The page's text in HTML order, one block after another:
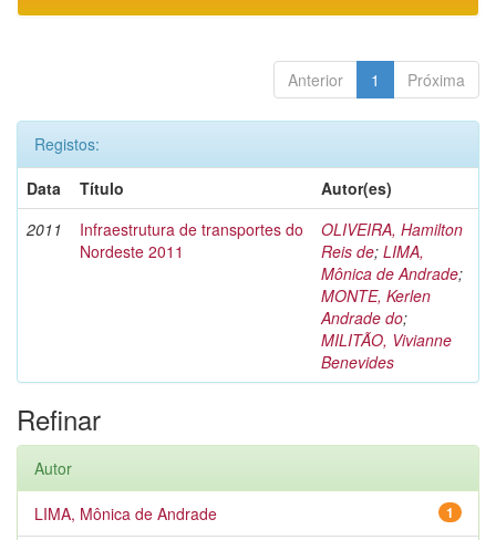
Anterior 1 Próxima
Registos:
Data
Título
Autor(es)
2011
Infraestrutura de transportes do
Nordeste 2011
OLIVEIRA, Hamilton
Reis de; LIMA,
Mônica de Andrade;
MONTE, Kerlen
Andrade do;
MILITÃO, Vivianne
Benevides
Refinar
Autor
1
LIMA, Mônica de Andrade